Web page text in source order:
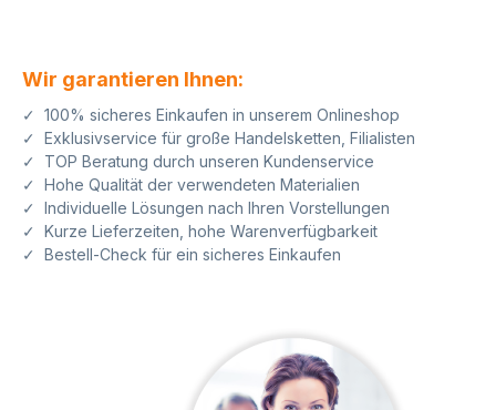
der
bei
kaufen bei uns
aus
Jederzeit ist auf
mit Text
möglich für Ihren
Beratung vom
und
Wir garantieren Ihnen:
✓ 100% sicheres Einkaufen in unserem Onlineshop
✓ Exklusivservice für große Handelsketten, Filialisten
✓ TOP Beratung durch unseren Kundenservice
✓ Hohe Qualität der verwendeten Materialien
✓ Individuelle Lösungen nach Ihren Vorstellungen
✓ Kurze Lieferzeiten, hohe Warenverfügbarkeit
✓ Bestell-Check für ein sicheres Einkaufen